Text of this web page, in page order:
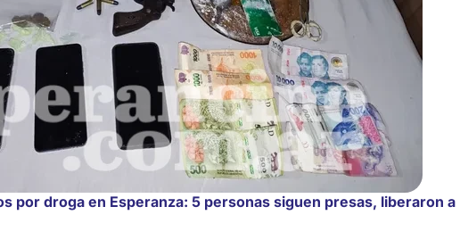
por droga en Esperanza: 5 personas siguen presas, liberaron a